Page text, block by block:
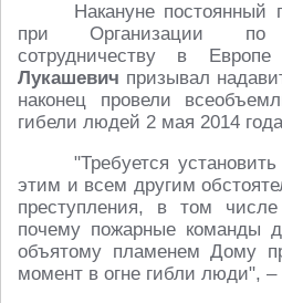
Накануне постоянный
при Организации по
сотрудничеству в
Лукашевич призывал
наконец провели
гибели людей 2 мая 2014
"Требуется
этим и всем другим
преступления, в том
почему пожарные команды
объятому пламенем Дому
момент в огне гибли люди", –